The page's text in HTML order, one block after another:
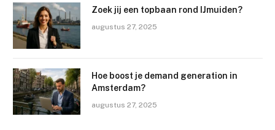
Zoek jij een topbaan rond IJmuiden?
augustus 27, 2025
Hoe boost je demand generation in
Amsterdam?
augustus 27, 2025